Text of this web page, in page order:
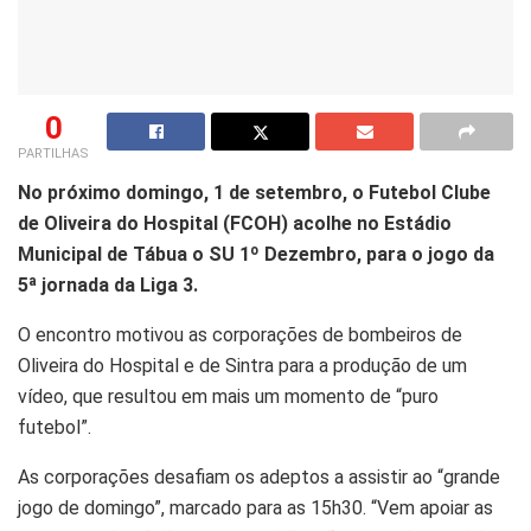
0
PARTILHAS
No próximo domingo, 1 de setembro, o Futebol Clube
de Oliveira do Hospital (FCOH) acolhe no Estádio
Municipal de Tábua o SU 1º Dezembro, para o jogo da
5ª jornada da Liga 3.
O encontro motivou as corporações de bombeiros de
Oliveira do Hospital e de Sintra para a produção de um
vídeo, que resultou em mais um momento de “puro
futebol”.
As corporações desafiam os adeptos a assistir ao “grande
jogo de domingo”, marcado para as 15h30. “Vem apoiar as